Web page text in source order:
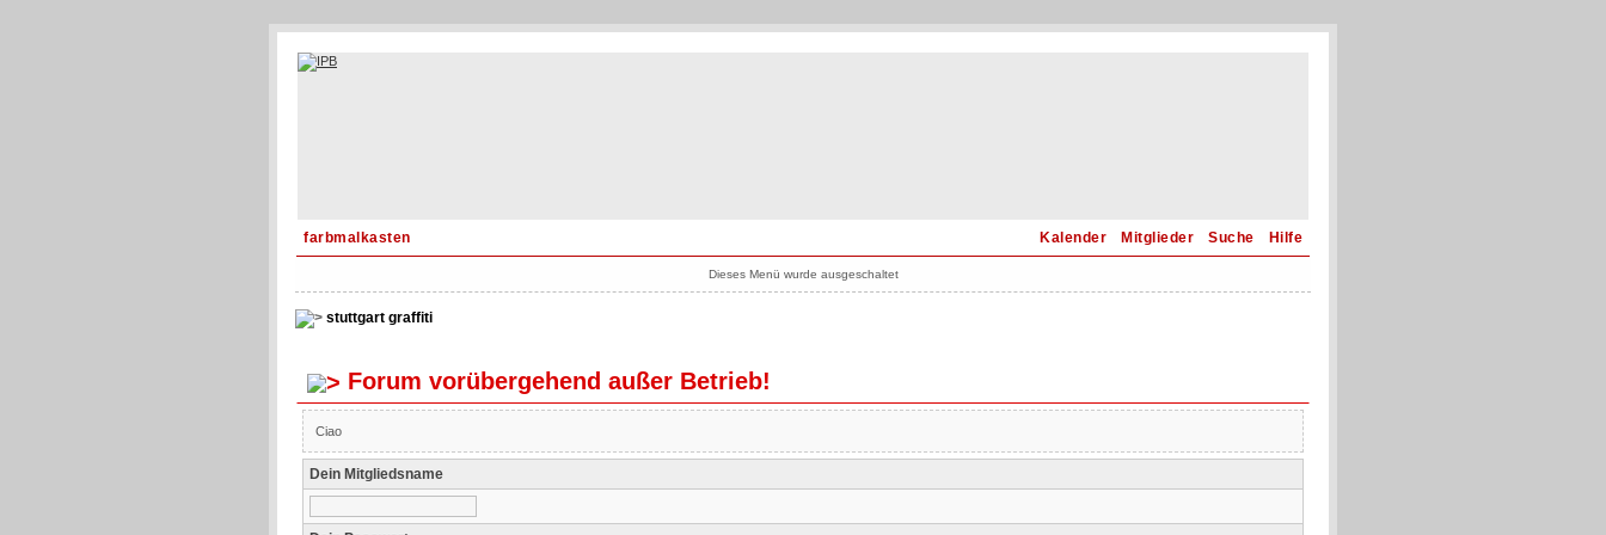
farbmalkasten Hilfe
Suche
Mitglieder
Kalender
Dieses Menü wurde ausgeschaltet
stuttgart graffiti
Forum vorübergehend außer Betrieb!
Ciao
Dein Mitgliedsname